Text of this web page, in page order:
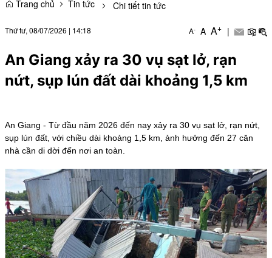
Trang chủ Tin tức Chi tiết tin tức
Thứ tư, 08/07/2026 | 14:18 A- A A+ |
An Giang xảy ra 30 vụ sạt lở, rạn
nứt, sụp lún đất dài khoảng 1,5 km
An Giang - Từ đầu năm 2026 đến nay xảy ra 30 vụ sạt lở, rạn nứt,
sụp lún đất, với chiều dài khoảng 1,5 km, ảnh hưởng đến 27 căn
nhà cần di dời đến nơi an toàn.